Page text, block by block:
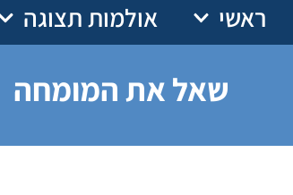
ראשי אולמות תצוגה
שאל את המומחה